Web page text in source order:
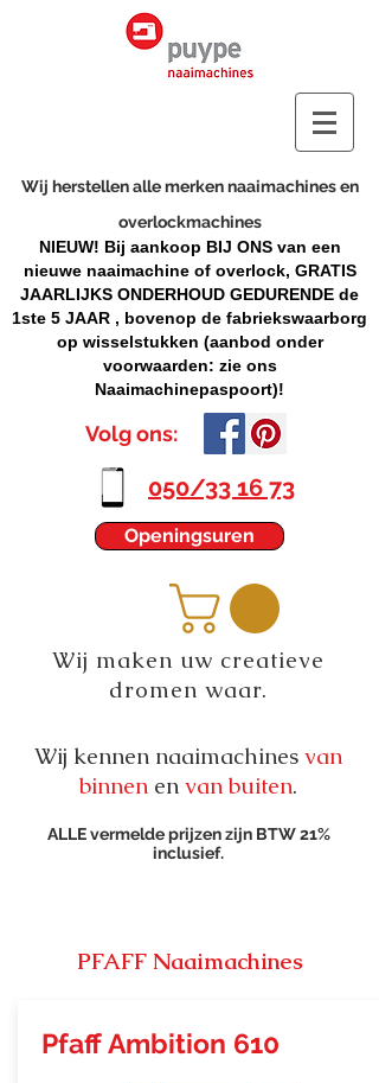
Wij herstellen alle merken naaimachines en
overlockmachines
NIEUW! Bij aankoop BIJ ONS van een
nieuwe naaimachine of overlock, GRATIS
JAARLIJKS ONDERHOUD GEDURENDE de
1ste 5 JAAR , bovenop de fabriekswaarborg
op wisselstukken (aanbod onder
voorwaarden: zie ons
Naaimachinepaspoort)!
Volg ons:
050/33 16 73
Openingsuren
Wij maken uw creatieve
dromen waar.
Wij kennen naaimachines van
binnen en van buiten.
ALLE vermelde prijzen zijn BTW 21%
inclusief.
PFAFF Naaimachines
Pfaff Ambition 610